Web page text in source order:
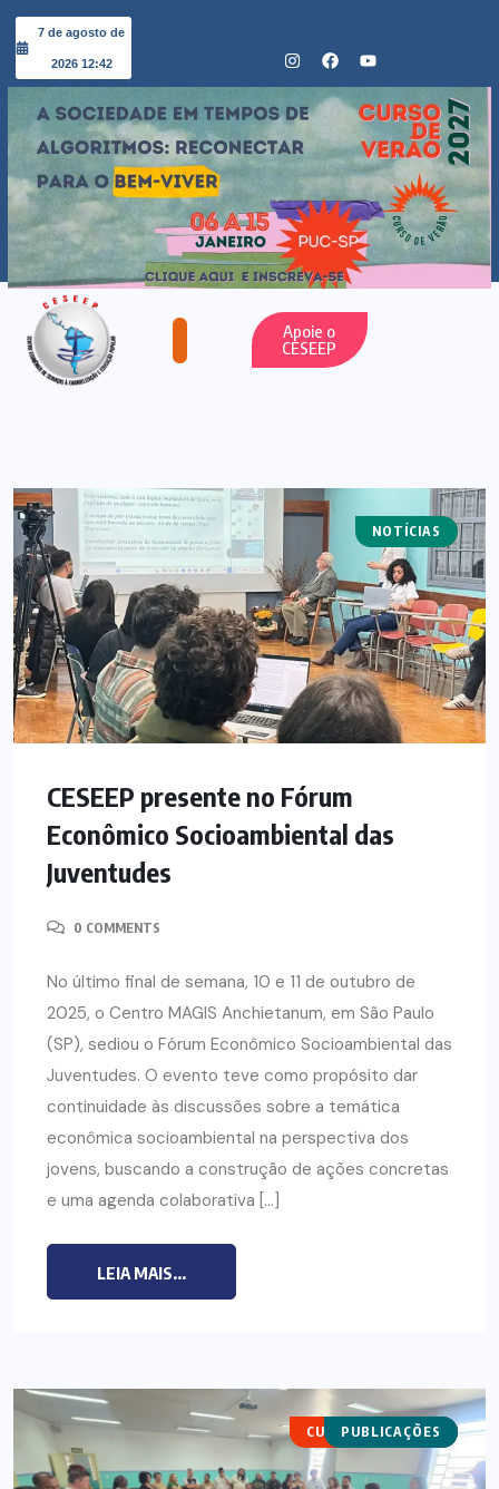
7 de agosto de
2026 12:42
Apoie o
CESEEP
ARTIGOS
NOTÍCIAS
CESEEP presente no Fórum
Econômico Socioambiental das
Juventudes
0 COMMENTS
No último final de semana, 10 e 11 de outubro de
2025, o Centro MAGIS Anchietanum, em São Paulo
(SP), sediou o Fórum Econômico Socioambiental das
Juventudes. O evento teve como propósito dar
continuidade às discussões sobre a temática
econômica socioambiental na perspectiva dos
jovens, buscando a construção de ações concretas
e uma agenda colaborativa […]
LEIA MAIS...
CURSOS DE VERÃO
NOTÍCIAS
PUBLICAÇÕES